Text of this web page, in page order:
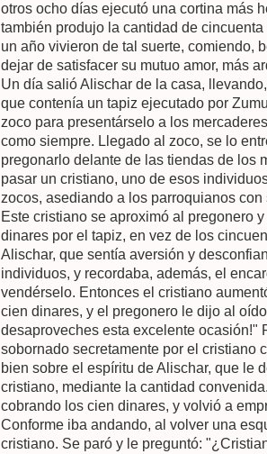
otros ocho días ejecutó una cortina más
también produjo la cantidad de
un año vivieron de tal suerte, comiendo,
dejar de satisfacer su mutuo amor, más
Un día salió Alischar de la casa,
que contenía un tapiz ejecutado por
zoco para presentárselo a los
como siempre. Llegado al zoco, se lo
pregonarlo delante de las tiendas de los
pasar un cristiano, uno de esos
zocos, asediando a los parroquianos
Este cristiano se aproximó al pregonero
dinares por el tapiz, en vez de los
Alischar, que sentía aversión y
individuos, y recordaba, además, el
vendérselo. Entonces el cristiano
cien dinares, y el pregonero le dijo al
desaproveches esta excelente ocasión!"
sobornado secretamente por el cristiano
bien sobre el espíritu de Alischar, que le
cristiano, mediante la cantidad
cobrando los cien dinares, y volvió a
Conforme iba andando, al volver una
cristiano. Se paró y le preguntó: